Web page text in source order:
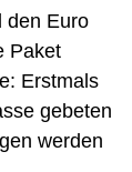
den Euro
Paket
Erstmals
gebeten
werden